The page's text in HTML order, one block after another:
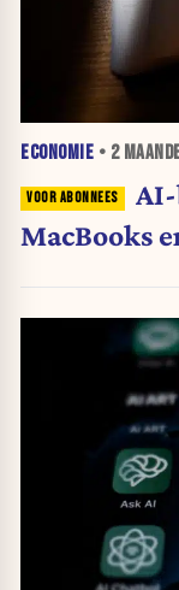
ECONOMIE • 2
MacBooks